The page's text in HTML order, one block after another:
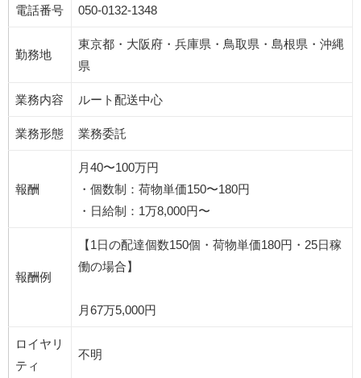
電話番号 050-0132-1348
勤務地
東京都・大阪府・兵庫県・鳥取県・島根県・沖縄
県
業務内容 ルート配送中心
業務形態 業務委託
報酬
月40〜100万円
・個数制：荷物単価150〜180円
・日給制：1万8,000円〜
報酬例
【1日の配達個数150個・荷物単価180円・25日稼
働の場合】
月67万5,000円
ロイヤリ
ティ
不明